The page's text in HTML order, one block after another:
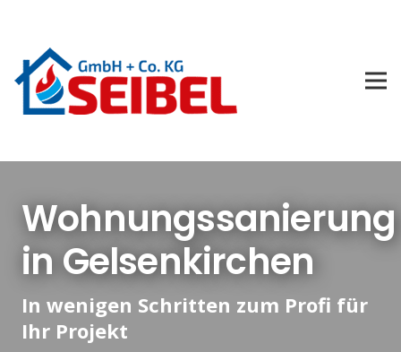
Wohnungssanierung
in Gelsenkirchen
In wenigen Schritten zum Profi für
Ihr Projekt